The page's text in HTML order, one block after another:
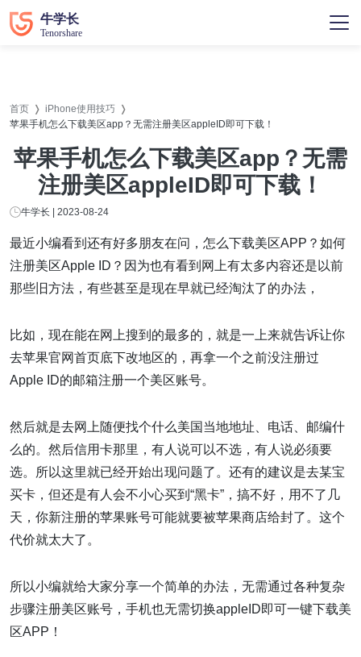
首页
iPhone使用技巧
苹果手机怎么下载美区app？无需注册美区appleID即可下载！
苹果手机怎么下载美区app？无需
注册美区appleID即可下载！
牛学长 | 2023-08-24
最近小编看到还有好多朋友在问，怎么下载美区APP？如何
注册美区Apple ID？因为也有看到网上有太多内容还是以前
那些旧方法，有些甚至是现在早就已经淘汰了的办法，
比如，现在能在网上搜到的最多的，就是一上来就告诉让你
去苹果官网首页底下改地区的，再拿一个之前没注册过
Apple ID的邮箱注册一个美区账号。
然后就是去网上随便找个什么美国当地地址、电话、邮编什
么的。然后信用卡那里，有人说可以不选，有人说必须要
选。所以这里就已经开始出现问题了。还有的建议是去某宝
买卡，但还是有人会不小心买到“黑卡”，搞不好，用不了几
天，你新注册的苹果账号可能就要被苹果商店给封了。这个
代价就太大了。
所以小编就给大家分享一个简单的办法，无需通过各种复杂
步骤注册美区账号，手机也无需切换appleID即可一键下载美
区APP！